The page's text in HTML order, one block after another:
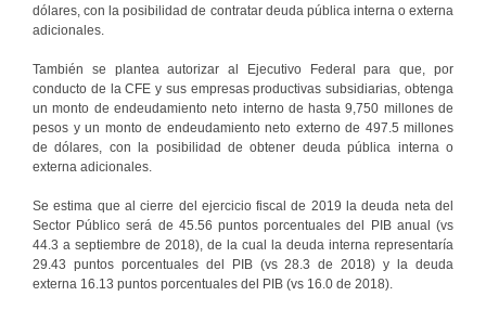
dólares, con la posibilidad de contratar deuda pública interna o externa
adicionales.
También se plantea autorizar al Ejecutivo Federal para que, por
conducto de la CFE y sus empresas productivas subsidiarias, obtenga
un monto de endeudamiento neto interno de hasta 9,750 millones de
pesos y un monto de endeudamiento neto externo de 497.5 millones
de dólares, con la posibilidad de obtener deuda pública interna o
externa adicionales.
Se estima que al cierre del ejercicio fiscal de 2019 la deuda neta del
Sector Público será de 45.56 puntos porcentuales del PIB anual (vs
44.3 a septiembre de 2018), de la cual la deuda interna representaría
29.43 puntos porcentuales del PIB (vs 28.3 de 2018) y la deuda
externa 16.13 puntos porcentuales del PIB (vs 16.0 de 2018).